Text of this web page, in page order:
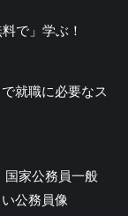
で」学ぶ！
就職に必要なス
国家公務員一般
公務員像